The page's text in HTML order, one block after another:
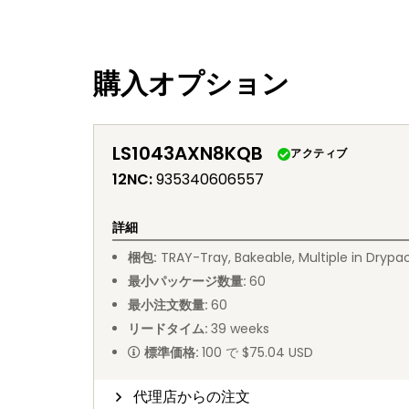
購入オプション
LS1043AXN8KQB アクティブ
12NC:935340606557
詳細
梱包: TRAY-Tray, Bakeable, Multiple in
最小パッケージ数量: 60
最小注文数量: 60
リードタイム: 39 weeks
標準価格: 100 で $75.04 USD
代理店からの注文